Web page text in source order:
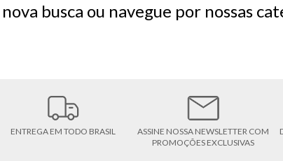
nova busca ou navegue por nossas
ENTREGA EM TODO BRASIL
ASSINE NOSSA NEWSLETTER COM
PROMOÇÕES EXCLUSIVAS